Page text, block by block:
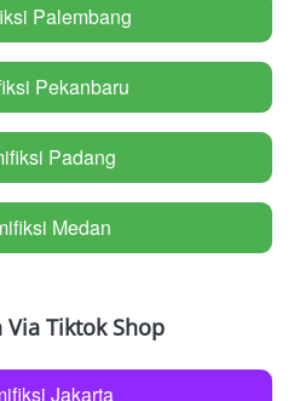
Palembang
Pekanbaru
Padang
Medan
Via Tiktok Shop
Jakarta